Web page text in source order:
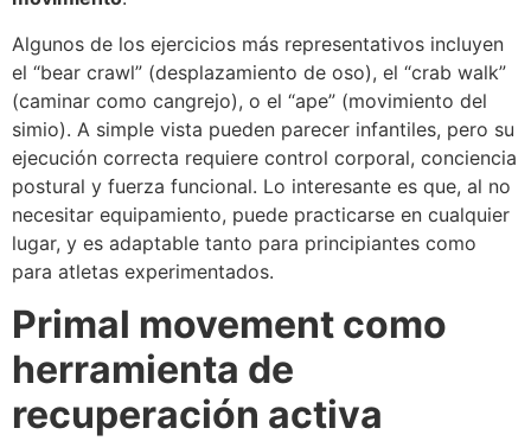
Algunos de los ejercicios más representativos incluyen
el “bear crawl” (desplazamiento de oso), el “crab walk”
(caminar como cangrejo), o el “ape” (movimiento del
simio). A simple vista pueden parecer infantiles, pero su
ejecución correcta requiere control corporal, conciencia
postural y fuerza funcional. Lo interesante es que, al no
necesitar equipamiento, puede practicarse en cualquier
lugar, y es adaptable tanto para principiantes como
para atletas experimentados.
Primal movement como
herramienta de
recuperación activa